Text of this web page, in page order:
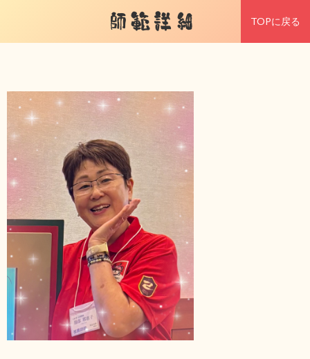
師範詳細 TOPに戻る